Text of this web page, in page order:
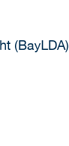
(BayLDA)